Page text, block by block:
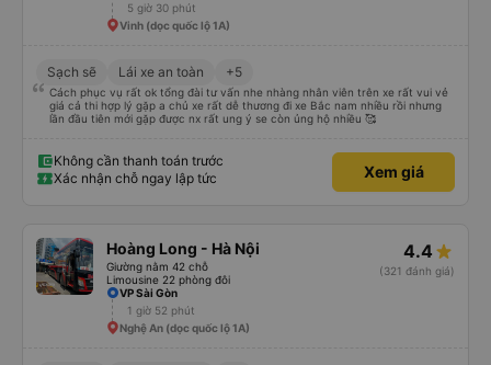
5 giờ 30 phút
Vinh (dọc quốc lộ 1A)
Sạch sẽ Lái xe an toàn +5
Cách phục vụ rất ok tổng đài tư vấn nhe nhàng nhân viên trên xe rất vui vẻ
giá cả thi hợp lý gặp a chủ xe rất dễ thương đi xe Bắc nam nhiều rồi nhưng
lần đầu tiên mới gặp được nx rất ung ý se còn ủng hộ nhiều 🥰
Không cần thanh toán trước
Xác nhận chỗ ngay lập tức
Xem giá
Hoàng Long - Hà Nội
Giường nằm 42 chỗ
Limousine 22 phòng đôi
4.4
(321 đánh giá)
VP Sài Gòn
1 giờ 52 phút
Nghệ An (dọc quốc lộ 1A)